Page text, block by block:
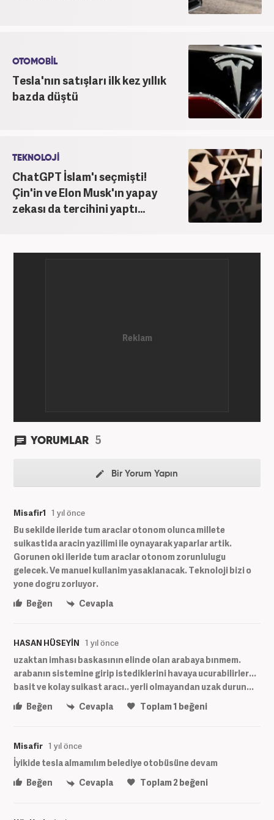
OTOMOBİL
Tesla'nın satışları ilk kez yıllık
bazda düştü
TEKNOLOJİ
ChatGPT İslam'ı seçmişti!
Çin'in ve Elon Musk'ın yapay
zekası da tercihini yaptı...
YORUMLAR 5
Bir Yorum Yapın
Misafir1 1 yıl önce
Bu sekilde ileride tum araclar otonom olunca millete
suikastida aracin yazilimi ile oynayarak yaparlar artik.
Gorunen oki ileride tum araclar otonom zorunlulugu
gelecek. Ve manuel kullanim yasaklanacak. Teknoloji bizi o
yone dogru zorluyor.
Beğen
Cevapla
HASAN HÜSEYİN 1 yıl önce
uzaktan imhası baskasının elinde olan arabaya bınmem.
arabanın sistemine girip istediklerini havaya ucurabilirler...
basit ve kolay suikast aracı.. yerli olmayandan uzak durun...
Beğen
Cevapla Toplam1 beğeni
Misafir 1 yıl önce
İyikide tesla almamılım belediye otobüsüne devam
Beğen
Cevapla Toplam2beğeni